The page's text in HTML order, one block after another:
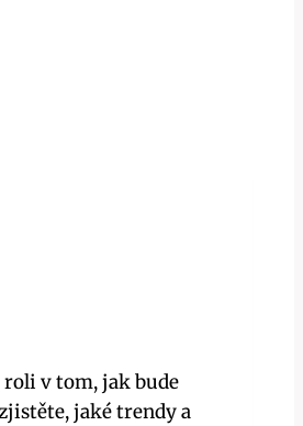
v tom, jak bude
jaké trendy a